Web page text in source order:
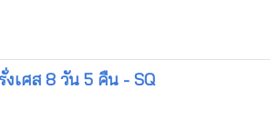
งเศส 8 วัน 5 คืน - SQ